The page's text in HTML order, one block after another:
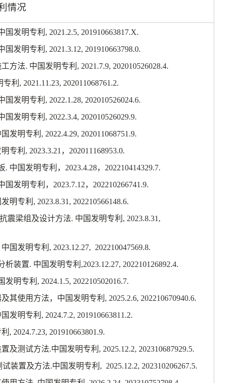
情况
国发明专利 , 2021.2.5, 201910663817.X.
国发明专利 , 2021.3.12, 201910663798.0.
方法. 中国发明专利 , 2021.7.9, 202010526028.4.
专利 , 2021.11.23, 202011068761.2.
国发明专利 , 2022.1.28, 202010526024.6.
国发明专利 , 2022.3.4, 202010526029.9.
国发明专利 , 2022.4.29, 202011068751.9.
专利 , 2023.3.21 ， 202011168953.0.
. 中国发明专利， 2023.4.28， 202210414329.7.
国发明专利， 2023.7.12， 202210266741.9.
明专利 , 2023.8.31, 202210566148.6.
震梁组及设计方法. 中国发明专利 , 2023.8.31,
中国发明专利 , 2023.12.27, 202210047569.8.
析装置. 中国发明专利 ,2023.12.27, 202210126892.4.
发明专利 , 2024.1.5, 202210502016.7.
其使用方法，中国发明专利 , 2025.2.6, 202210670940.6.
国发明专利 , 2024.7.2, 201910663811.2.
, 2024.7.23, 201910663801.9.
及测试方法.中国发明专利 , 2025.12.2, 202310687929.5.
装置及方法.中国发明专利 , 2025.12.2, 202310206267.5.